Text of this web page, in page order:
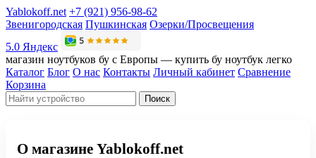
Yablokoff.net +7 (921) 956-98-62
Звенигородская Пушкинская Озерки/Просвещения
5.0 Яндекс
магазин ноутбуков бу с Европы — купить бу ноутбук легко
Каталог Блог О нас Контакты Личный кабинет Сравнение
Корзина
Поиск
О магазине Yablokoff.net